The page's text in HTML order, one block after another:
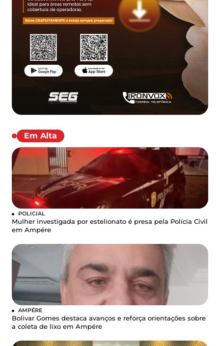
Em Alta
POLICIAL
Mulher investigada por estelionato é presa pela Polícia Civil
em Ampére
AMPÉRE
Bolivar Gomes destaca avanços e reforça orientações sobre
a coleta de lixo em Ampére